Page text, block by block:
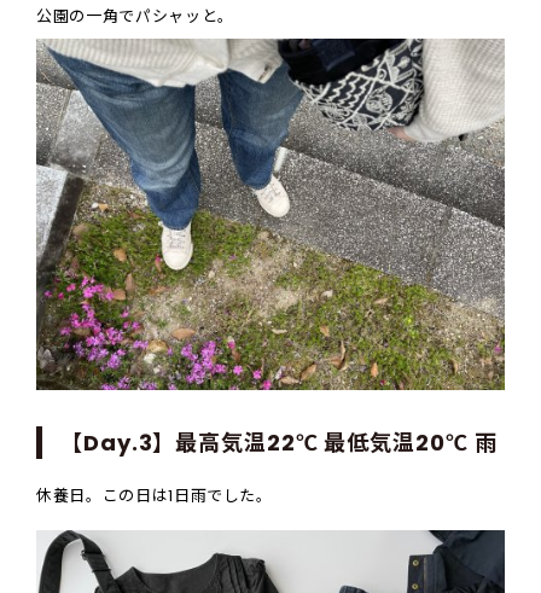
公園の一角でパシャッと。
【Day.3】最高気温22℃ 最低気温20℃ 雨
休養日。この日は1日雨でした。